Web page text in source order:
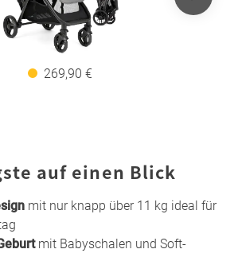
269,90 €
auf einen Blick
mit nur knapp über 11 kg ideal für
mit Babyschalen und Soft-